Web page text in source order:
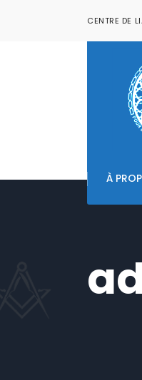
CENTRE DE
À